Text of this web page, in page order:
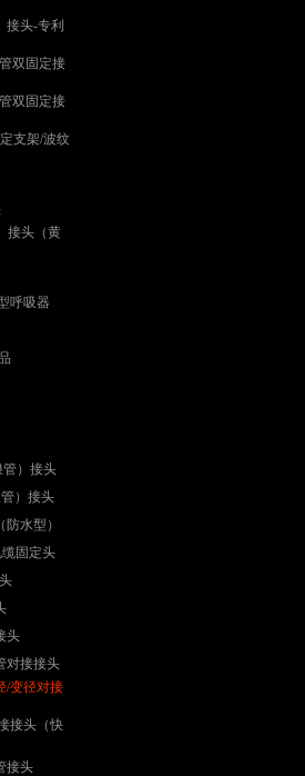
接头-专利
双固定接
双固定接
支架/波纹
接头（黄
呼吸器
）接头
）接头
水型）
缆固定头
头
对接接头
/变径对接
接头（快
接头